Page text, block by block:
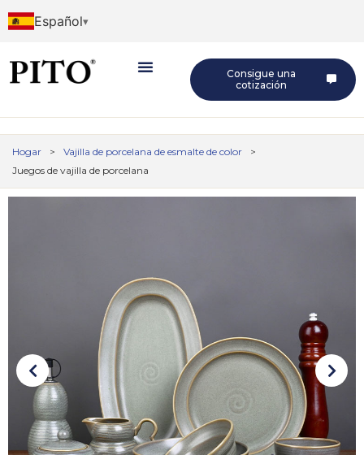
Español
Consigue una
cotización
Hogar > Vajilla de porcelana de esmalte de color
>
Juegos de vajilla de porcelana